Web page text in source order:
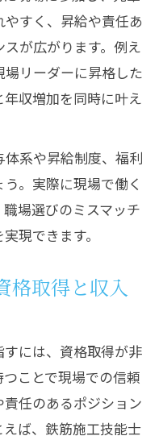
すく、昇給や責任あ
が広がります。例え
リーダーに昇格した
収増加を同時に叶え
系や昇給制度、福利
。実際に現場で働く
場選びのミスマッチ
現できます。
格取得と収入
には、資格取得が非
ことで現場での信頼
任のあるポジション
ば、鉄筋施工技能士